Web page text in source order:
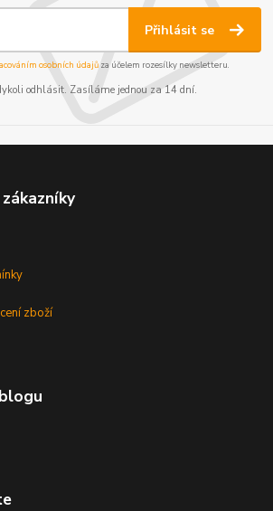
Přihlásit se
osobních údajůza účelem rozesílky newsletteru.
odhlásit. Zasíláme jednou za 14 dní.
zboží